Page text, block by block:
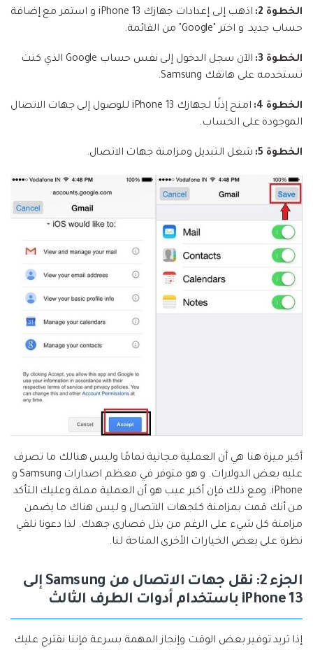
الخطوة 2:
اذهب إلى إعدادات جهازك iPhone 13 و استمر مع إضافة
حساب جديد. و اختر "Google" من القائمة.
الخطوة 3:
الآن سجل الدخول إلى نفس حساب Google الذي كنت
تستخدمه على هاتفك Samsung.
الخطوة 4:
امنح إذنًا لجهازك iPhone 13 للوصول إلى جهات الاتصال
الموجودة على الحساب.
الخطوة 5: شغل التبديل ومزامنة جهات الاتصال.
أكبر ميزة هنا هي أن العملية مجانية تمامًا وليس هنالك ما تصرف
عليه بعض الدولارات. و هو متوفر في معظم اصدارات Samsung و
iPhone. ومع ذلك فإن أكبر عيب هو أن العملية مملة وعليك التأكد
من أنك قمت بمزامنة كلجهات الاتصال و ليس هناك ما يضمن
مزامنة كل شيء على الرغم من بذل قصارى جهدك. لذا دعونا نلقي
نظرة على بعض الخيارات الأخرى المتاحة لنا.
الجزء 2: نقل جهات الاتصال من Samsung إلى
iPhone 13 باستخدام أدوات الطرف الثالث
إذا تريد توفير بعض الوقت وإنجاز المهمة بسرعة فإننا نقترح عليك